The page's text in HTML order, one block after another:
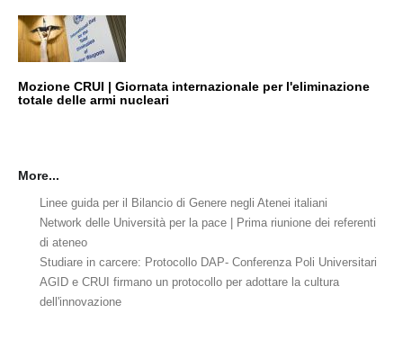
Mozione CRUI | Giornata internazionale per l'eliminazione
totale delle armi nucleari
More...
Linee guida per il Bilancio di Genere negli Atenei italiani
Network delle Università per la pace | Prima riunione dei referenti
di ateneo
Studiare in carcere: Protocollo DAP- Conferenza Poli Universitari
AGID e CRUI firmano un protocollo per adottare la cultura
dell'innovazione